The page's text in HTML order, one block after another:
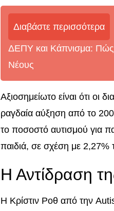
Διαβάστε περισσότερα
ΔΕΠΥ και Κάπνισμα: Πώς
Νέους
Αξιοσημείωτο είναι ότι οι
ραγδαία αύξηση από το
το ποσοστό αυτισμού για
παιδιά, σε σχέση με
Η Αντίδραση
Η Κρίστιν Ροθ από την